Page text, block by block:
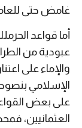
غامض حتى
أما قواعد
عبودية من
والإماء على
الإسلامي
على بعض
العثمانيين،